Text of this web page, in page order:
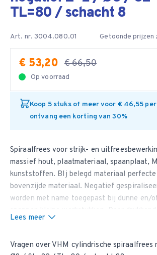
TL=80 / schacht 8
Art. nr. 3004.080.01 Getoonde prijzen
€ 53,20 € 66,50
Op voorraad
Koop 5 stuks of meer voor € 46,55
ontvang een korting van 30%
Spiraalfrees voor strijk- en
massief hout, plaatmateriaal, spaanplaat,
kunststoffen. BIj belegd materiaal
bovenzijde materiaal. Negatief
worden met name toegepast bij dunne en/
werkstuk beter op zijn plaats. Ook zeer
met ruwfrees.
Lees meer
Vragen over VHM cylindrische